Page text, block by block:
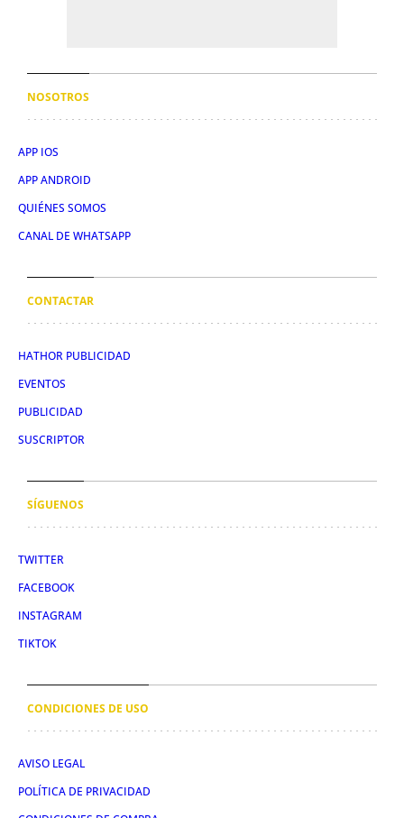
NOSOTROS
APP IOS
APP ANDROID
QUIÉNES SOMOS
CANAL DE WHATSAPP
CONTACTAR
HATHOR PUBLICIDAD
EVENTOS
PUBLICIDAD
SUSCRIPTOR
SÍGUENOS
TWITTER
FACEBOOK
INSTAGRAM
TIKTOK
CONDICIONES DE USO
AVISO LEGAL
POLÍTICA DE PRIVACIDAD